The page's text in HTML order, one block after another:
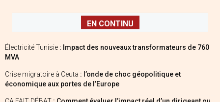
EN CONTINU
Électricité Tunisie : Impact des nouveaux transformateurs de 760
MVA
Crise migratoire à Ceuta : l’onde de choc géopolitique et
économique aux portes de l’Europe